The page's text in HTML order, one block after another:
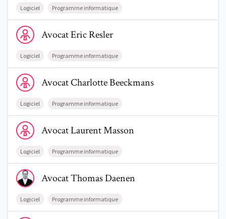
Logiciel Programme informatique
Voir le profil de AvocatEric Resler
AvocatEricResler
Logiciel Programme informatique
Voir le profil de AvocatCharlotte Beeckmans
AvocatCharlotteBeeckmans
Logiciel Programme informatique
Voir le profil de AvocatLaurent Masson
AvocatLaurentMasson
Logiciel Programme informatique
Voir le profil de AvocatThomas Daenen
AvocatThomasDaenen
Logiciel Programme informatique
Voir le profil de AvocatDaria Ryjoukhina